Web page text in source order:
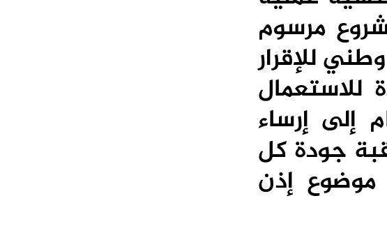
مرسوم
للإقرار
للاستعمال
إلى إرساء
جودة كل
إذن